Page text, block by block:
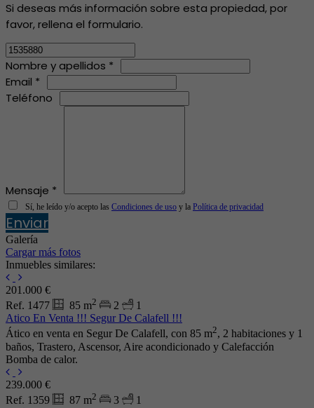
Si deseas más información sobre esta propiedad, por
favor, rellena el formulario.
Nombre y apellidos *
Email *
Teléfono
Mensaje *
Sí, he leído y/o acepto las Condiciones de uso y la Política de privacidad
Enviar
Galería
Cargar más fotos
Inmuebles similares:
201.000 €
Ref. 1477
85 m2 2
1
Atico En Venta !!! Segur De Calafell !!!
Ático en venta en Segur De Calafell, con 85 m2, 2 habitaciones y 1
baños, Trastero, Ascensor, Aire acondicionado y Calefacción
Bomba de calor.
239.000 €
Ref. 1359
87 m2 3
1